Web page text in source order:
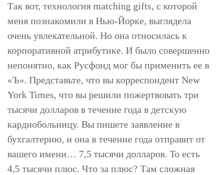
Так вот, технология matching gifts, с которой
меня познакомили в Нью-Йорке, выглядела
очень увлекательной. Но она относилась к
корпоративной атрибутике. И было совершенно
непонятно, как Русфонд мог бы применить ее в
«Ъ». Представьте, что вы корреспондент New
York Times, что вы решили пожертвовать три
тысячи долларов в течение года в детскую
кардиобольницу. Вы пишете заявление в
бухгалтерию, и она в течение года отправит от
вашего имени… 7,5 тысячи долларов. То есть
4,5 тысячи плюс. Что за плюс? Там сложная